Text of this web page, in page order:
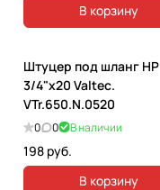
В корзину
Штуцер под шланг НР
3/4"х20 Valtec.
VTr.650.N.0520
0 0 В наличии
198 руб.
В корзину